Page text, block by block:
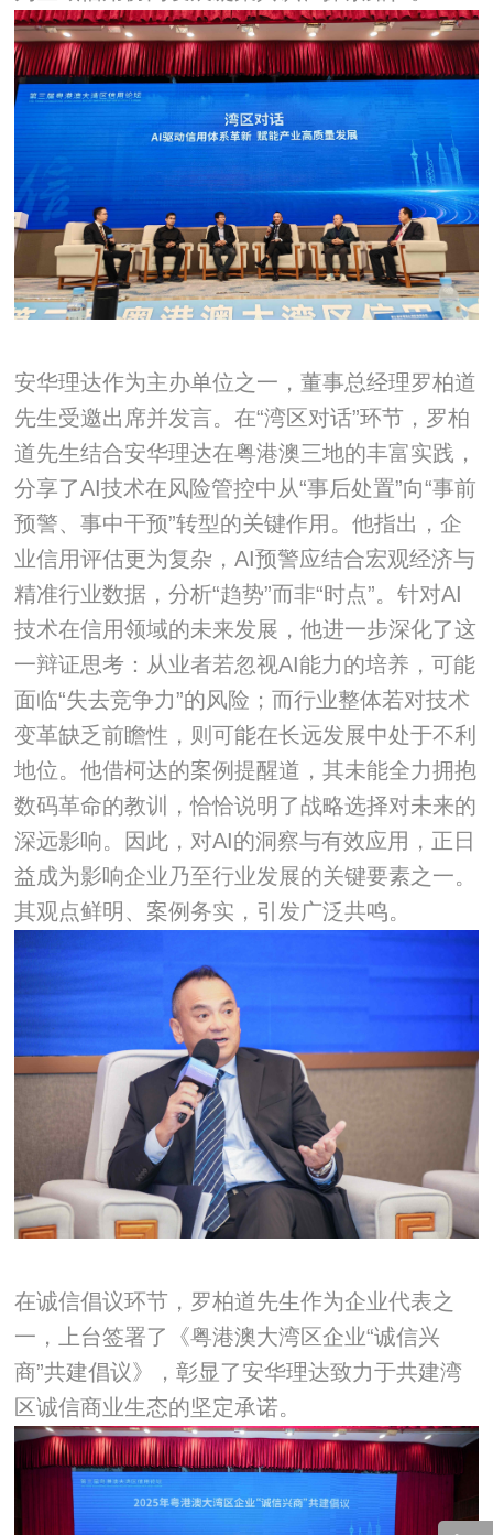
安华理达作为主办单位之一，董事总经理罗柏道
先生受邀出席并发言。在“湾区对话”环节，罗柏
道先生结合安华理达在粤港澳三地的丰富实践，
分享了AI技术在风险管控中从“事后处置”向“事前
预警、事中干预”转型的关键作用。他指出，企
业信用评估更为复杂，AI预警应结合宏观经济与
精准行业数据，分析“趋势”而非“时点”。针对AI
技术在信用领域的未来发展，他进一步深化了这
一辩证思考：从业者若忽视AI能力的培养，可能
面临“失去竞争力”的风险；而行业整体若对技术
变革缺乏前瞻性，则可能在长远发展中处于不利
地位。他借柯达的案例提醒道，其未能全力拥抱
数码革命的教训，恰恰说明了战略选择对未来的
深远影响。因此，对AI的洞察与有效应用，正日
益成为影响企业乃至行业发展的关键要素之一。
其观点鲜明、案例务实，引发广泛共鸣。
在诚信倡议环节，罗柏道先生作为企业代表之
一，上台签署了《粤港澳大湾区企业“诚信兴
商”共建倡议》，彰显了安华理达致力于共建湾
区诚信商业生态的坚定承诺。